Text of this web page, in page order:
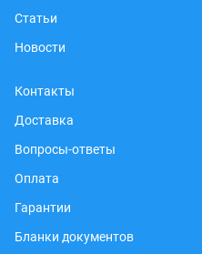
Статьи
Новости
Контакты
Доставка
Вопросы-ответы
Оплата
Гарантии
Бланки документов